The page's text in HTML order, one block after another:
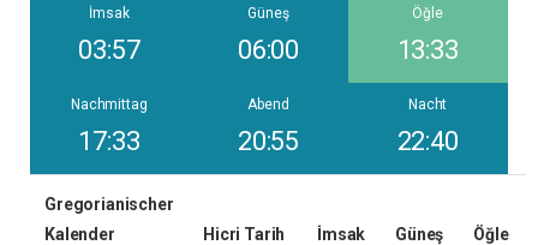
İmsak
03:57
Güneş
06:00
Öğle
13:33
Nachmittag
17:33
Abend
20:55
Nacht
22:40
Gregorianischer
Kalender
Hicri Tarih İmsak Güneş Öğle